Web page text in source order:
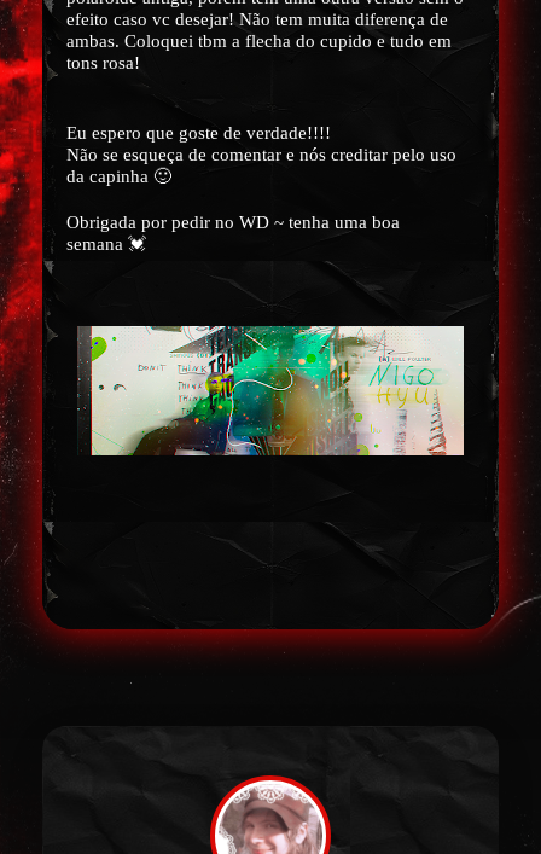
efeito caso vc desejar! Não tem muita diferença de
ambas. Coloquei tbm a flecha do cupido e tudo em
tons rosa!
Eu espero que goste de verdade!!!!
Não se esqueça de comentar e nós creditar pelo uso
da capinha 🙂
Obrigada por pedir no WD ~ tenha uma boa
semana 💓